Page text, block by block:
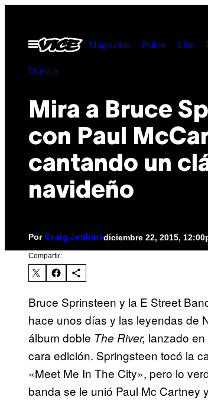
contenido
Abrir
Menú
Magazine Pulse Life
Música
Mira a Bruce
con Paul
cantando un
navideño
Por Craig Jenkinsdiciembre 22, 2015,
Compartir:
Bruce Sprinsteen y la E Street
hace unos días y las leyendas de
álbum doble The River, lanzado
cara edición. Springsteen tocó la
«Meet Me In The City», pero lo
banda se le unió Paul Mc Cartney